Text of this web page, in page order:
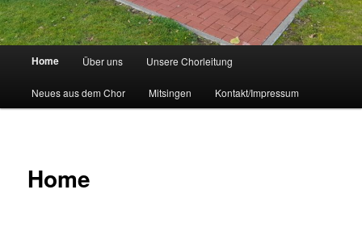
p
Home Über uns Unsere Chorleitung
Neues aus dem Chor Mitsingen Kontakt/Impressum
Home